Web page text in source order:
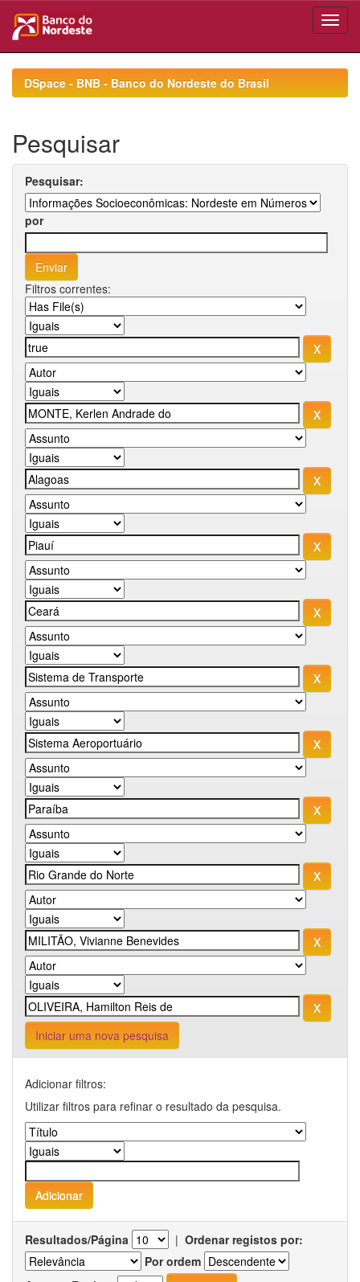
navigationDSpace - BNB - Banco do Nordeste do Brasil
Pesquisar
Pesquisar:
por
Filtros correntes:
Iniciar uma nova pesquisa
Adicionar filtros:
Utilizar filtros para refinar o resultado da pesquisa.
Resultados/Página | Ordenar registos por:
Por ordem